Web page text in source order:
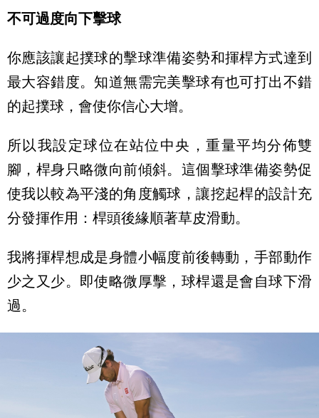
不可過度向下擊球
你應該讓起撲球的擊球準備姿勢和揮桿方式達到
最大容錯度。知道無需完美擊球有也可打出不錯
的起撲球，會使你信心大增。
所以我設定球位在站位中央，重量平均分佈雙
腳，桿身只略微向前傾斜。這個擊球準備姿勢促
使我以較為平淺的角度觸球，讓挖起桿的設計充
分發揮作用：桿頭後緣順著草皮滑動。
我將揮桿想成是身體小幅度前後轉動，手部動作
少之又少。即使略微厚擊，球桿還是會自球下滑
過。